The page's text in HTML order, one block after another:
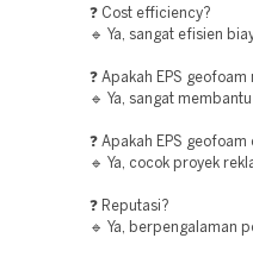
❓ Cost efficiency?
🔹 Ya, sangat efisien
❓ Apakah EPS
🔹 Ya, sangat
❓ Apakah EPS
🔹 Ya, cocok proyek
❓ Reputasi?
🔹 Ya, berpengalaman